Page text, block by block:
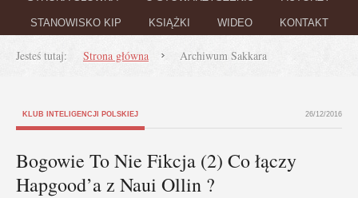
STANOWISKO KIP KSIĄŻKI WIDEO KONTAKT
Jesteś tutaj: Strona główna Archiwum Sakkara
KLUB INTELIGENCJI POLSKIEJ 26/12/2016
Bogowie To Nie Fikcja (2) Co łączy
Hapgood’a z Naui Ollin ?